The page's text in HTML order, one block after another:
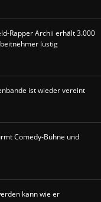
Rapper Archii erhält 3.000
lustig
ist wieder vereint
Comedy-Bühne und
kann wie er